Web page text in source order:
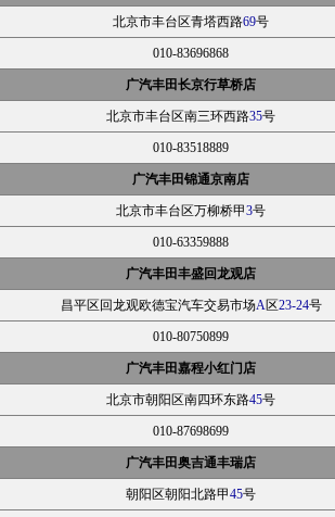
北京市丰台区青塔西路69号
010-83696868
广汽丰田长京行草桥店
北京市丰台区南三环西路35号
010-83518889
广汽丰田锦通京南店
北京市丰台区万柳桥甲3号
010-63359888
广汽丰田丰盛回龙观店
昌平区回龙观欧德宝汽车交易市场A区23-24号
010-80750899
广汽丰田嘉程小红门店
北京市朝阳区南四环东路45号
010-87698699
广汽丰田奥吉通丰瑞店
朝阳区朝阳北路甲45号